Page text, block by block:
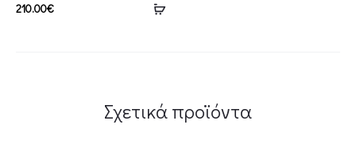
210.00€
Σχετικά προϊόντα